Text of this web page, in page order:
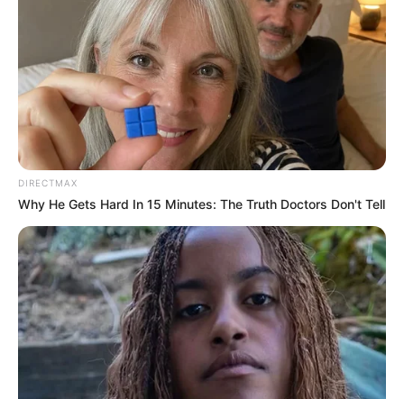
DIRECTMAX
Why He Gets Hard In 15 Minutes: The Truth Doctors Don't Tell